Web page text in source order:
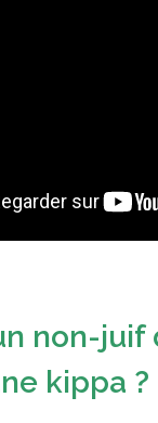
non-juif
kippa ?